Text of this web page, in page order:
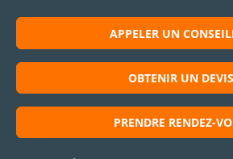
APPELER UN
OBTENIR UN DEVIS
PRENDRE RENDEZ-